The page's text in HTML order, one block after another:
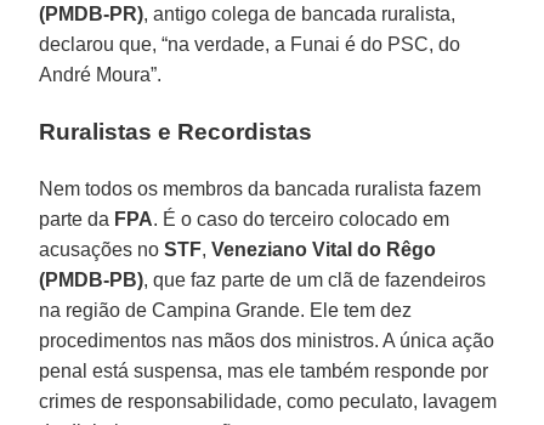
(PMDB-PR), antigo colega de bancada ruralista,
declarou que, “na verdade, a Funai é do PSC, do
André Moura”.
Ruralistas e Recordistas
Nem todos os membros da bancada ruralista fazem
parte da FPA. É o caso do terceiro colocado em
acusações noSTF,Veneziano Vital do Rêgo
(PMDB-PB), que faz parte de um clã de fazendeiros
na região de Campina Grande. Ele tem dez
procedimentos nas mãos dos ministros. A única ação
penal está suspensa, mas ele também responde por
crimes de responsabilidade, como peculato, lavagem